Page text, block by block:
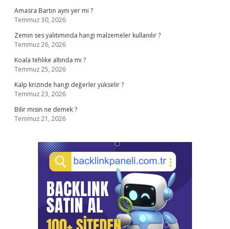
Amasra Bartın aynı yer mi ?
Temmuz 30, 2026
Zemin ses yalıtımında hangi malzemeler kullanılır ?
Temmuz 26, 2026
Koala tehlike altında mı ?
Temmuz 25, 2026
Kalp krizinde hangi değerler yükselir ?
Temmuz 23, 2026
Bilir misin ne demek ?
Temmuz 21, 2026